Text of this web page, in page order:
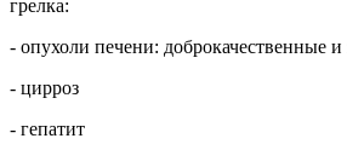
грелка:
- опухоли печени: доброкачественные и
- цирроз
- гепатит